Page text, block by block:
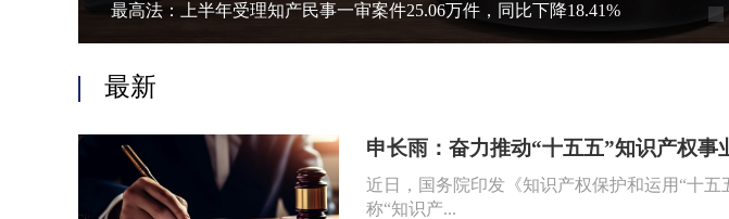
最高法：上半年受理知产民事一审案件25.06万件，同比下降18.41%
最新
申长雨：奋力推动“十五五”知识产权事
近日，国务院印发《知识产权保护和运用“十五
称“知识产...